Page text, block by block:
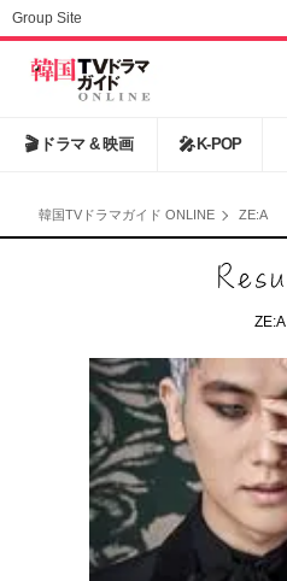
Group Site
🎬 ドラマ & 映画 🎤 K-POP
韓国TVドラマガイド ONLINE ZE:A
ZE:A